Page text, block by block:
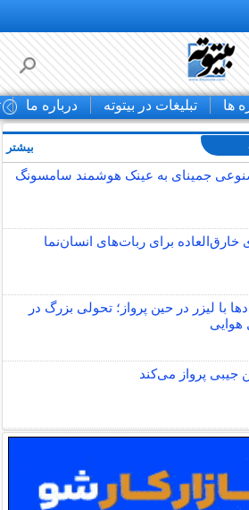
ها تبلیغات در بیتوته درباره ما
جمینای به عینک هوشمند سامسونگ
خارق‌العاده برای ربات‌های انسان‌نما
با لیزر در حین پرواز؛ تحولی بزرگ در
هوایی
جیبی پرواز می‌کند
بیشتر